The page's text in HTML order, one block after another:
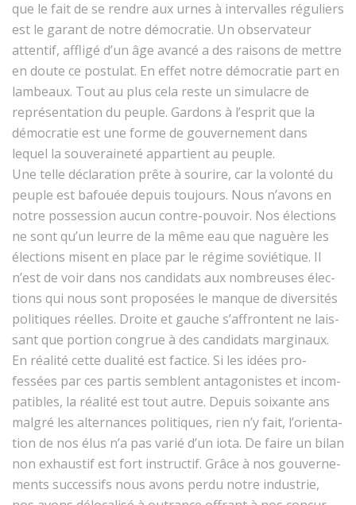
que le fait de se ren­dre aux urnes à inter­valles réguliers
est le garant de notre démoc­ra­tie. Un obser­va­teur
atten­tif, affligé d’un âge avancé a des raisons de met­tre
en doute ce pos­tu­lat. En effet notre démoc­ra­tie part en
lam­beaux. Tout au plus cela reste un sim­u­lacre de
représen­ta­tion du peu­ple. Gar­dons à l’e­sprit que la
démoc­ra­tie est une forme de gou­verne­ment dans
lequel la sou­veraineté appar­tient au peuple.
Une telle déc­la­ra­tion prête à sourire, car la volon­té du
peu­ple est bafouée depuis tou­jours. Nous n’avons en
notre pos­ses­sion aucun con­tre-pou­voir. Nos élec­tions
ne sont qu’un leurre de la même eau que naguère les
élec­tions mis­ent en place par le régime sovié­tique. Il
n’est de voir dans nos can­di­dats aux nom­breuses élec­
tions qui nous sont pro­posées le manque de diver­sités
poli­tiques réelles. Droite et gauche s’af­fron­tent ne lais­
sant que por­tion con­grue à des can­di­dats marginaux.
En réal­ité cette dual­ité est fac­tice. Si les idées pro­
fessées par ces par­tis sem­blent antag­o­nistes et incom­
pat­i­bles, la réal­ité est tout autre. Depuis soix­ante ans
mal­gré les alter­nances poli­tiques, rien n’y fait, l’ori­en­ta­
tion de nos élus n’a pas var­ié d’un iota. De faire un bilan
non exhaus­tif est fort instruc­tif. Grâce à nos gou­verne­
ments suc­ces­sifs nous avons per­du notre indus­trie,